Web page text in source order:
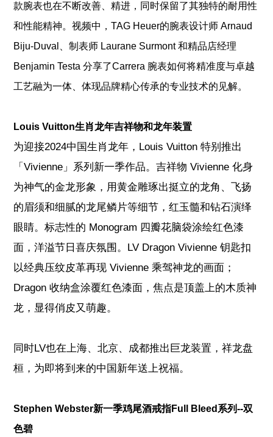
款腕表也在不断改善、精进，同时保留了其独特的耐用性
和性能精神。视频中，TAG Heuer的腕表设计师 Arnaud
Biju-Duval、制表师 Laurane Surmont 和精品店经理
Benjamin Testa 分享了Carrera 腕表如何将精准度与卓越
工艺融为一体、体现品牌精心传承的专业技术的见解。
Louis Vuitton生肖龙年吉祥物和龙年装置
为迎接2024中国生肖龙年，Louis Vuitton 特别推出
「Vivienne」系列新一季作品。吉祥物 Vivienne 化身
为神气的金龙形象，用黄金雕琢出挺立的龙角、飞扬
的眉须和细腻的龙尾鳞片等细节，红玉髓和钻石演绎
眼睛。标志性的 Monogram 四瓣花脑袋涂绘红色漆
面，洋溢节日喜庆氛围。LV Dragon Vivienne 钥匙扣
以经典压纹皮革再现 Vivienne 乘驾神龙的画面；
Dragon 收纳盒涂覆红色漆面，焦点是顶盖上的木质神
龙，显得俏皮又萌趣。
同时LV也在上海、北京、成都推出巨龙装置，祥龙盘
桓，为即将到来的中国新年送上祝福。
Stephen Webster新一季鸡尾酒戒指Full Bleed系列--双
色碧